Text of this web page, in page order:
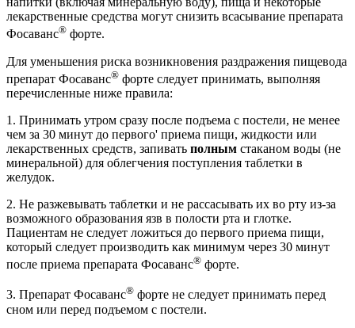
лекарственные средства могут снизить всасывание препарата
Фосаванс® форте.
Для уменьшения риска возникновения раздражения пищевода
препарат Фосаванс® форте следует принимать, выполняя
перечисленные ниже правила:
1. Принимать утром сразу после подъема с постели, не менее
чем за 30 минут до первого' приема пищи, жидкости или
лекарственных средств, запивать полным стаканом воды (не
минеральной) для облегчения поступления таблетки в
желудок.
2. Не разжевывать таблетки и не рассасывать их во рту из-за
возможного образования язв в полости рта и глотке.
Пациентам не следует ложиться до первого приема пищи,
который следует производить как минимум через 30 минут
после приема препарата Фосаванс® форте.
3. Препарат Фосаванс® форте не следует принимать перед
сном или перед подъемом с постели.